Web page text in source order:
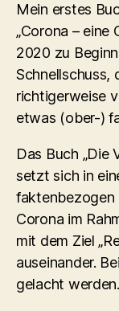
Mein erstes
„Corona – eine
2020 zu
Schnellschuss,
richtigerweise
etwas (ober-)
Das Buch „Die
setzt sich in
faktenbezogen
Corona im
mit dem Ziel
auseinander.
gelacht werden.